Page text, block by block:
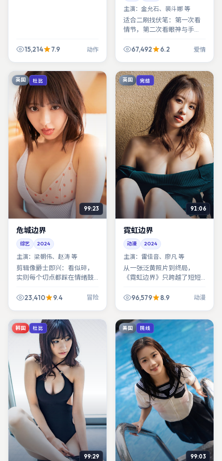
15,214 7.9 动作
主演： 金允石、裴斗娜 等
适合二刷找伏笔：第一次看
情节，第二次看眼神与手
字写进了表演的毛孔里。
67,492 6.2 爱情
英国 杜比
99:23
危城边界
综艺 2024
主演： 梁朝伟、赵涛 等
剪辑像爵士即兴：看似碎，
实则每个切点都踩在情绪鼓
面最值得拉片，故事层面也
23,410 9.4 冒险
英国 完结
91:06
霓虹边界
动漫 2024
主演： 雷佳音、廖凡 等
从一张泛黄照片到终局，
《霓虹边界》只跨越了短短
压缩得越狠，动漫的张力越
96,579 8.9 动漫
韩国 杜比
99:29
美国 院线
99:03